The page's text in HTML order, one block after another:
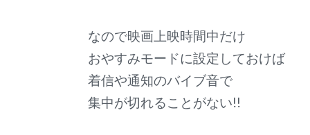
なので映画上映時間中だけ
おやすみモードに設定しておけば
着信や通知のバイブ音で
集中が切れることがない!!